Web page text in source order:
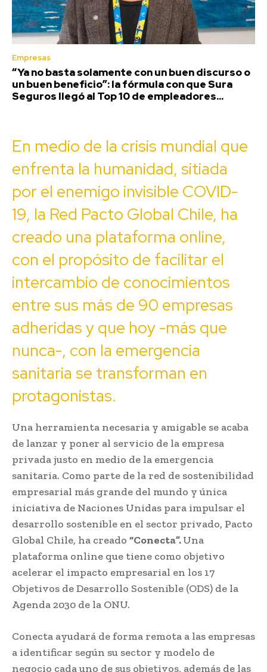
Empresas
“Ya no basta solamente con un buen discurso o
un buen beneficio”: la fórmula con que Sura
Seguros llegó al Top 10 de empleadores...
En medio de la crisis mundial que
enfrenta la humanidad, sitiada
por el enemigo invisible COVID-
19, la Red Pacto Global Chile, ha
creado una plataforma online,
con el propósito de facilitar el
intercambio de conocimientos
entre sus más de 90 empresas
adheridas y que hoy -más que
nunca-, con la emergencia
sanitaria se transforman en
protagonistas.
Una herramienta necesaria y amigable se acaba
de lanzar y poner al servicio de la empresa
privada justo en medio de la emergencia
sanitaria. Como parte de la red de sostenibilidad
empresarial más grande del mundo y única
iniciativa de Naciones Unidas para impulsar el
desarrollo sostenible en el sector privado, Pacto
Global Chile, ha creado “Conecta”.Una
plataforma online que tiene como objetivo
acelerar el impacto empresarial en los 17
Objetivos de Desarrollo Sostenible (ODS) de la
Agenda 2030 de la ONU.
Conecta ayudará de forma remota a las empresas
a identificar según su sector y modelo de
negocio cada uno de sus objetivos, además de las